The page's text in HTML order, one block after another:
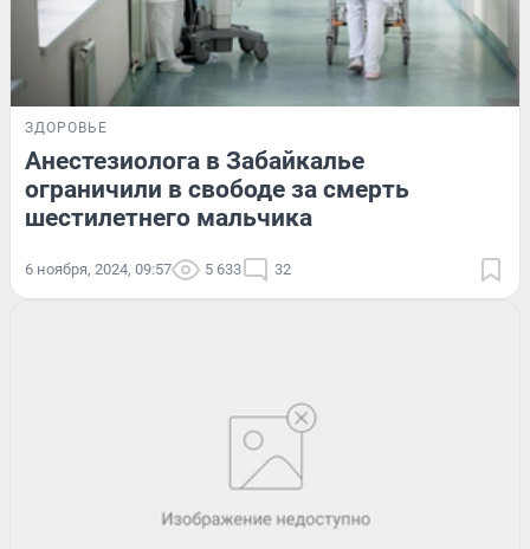
ЗДОРОВЬЕ
Анестезиолога в Забайкалье
ограничили в свободе за смерть
шестилетнего мальчика
6 ноября, 2024, 09:57 5 633 32